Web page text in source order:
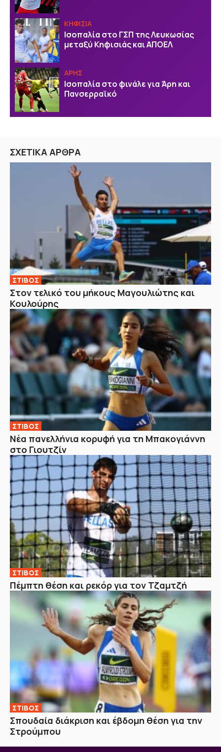
ΚΗΦΙΣΙΑ
Ισοπαλία στο ΓΣΠ της Λευκωσίας
μεταξύ Κηφισιάς και ΑΠΟΕΛ
ΑΡΗΣ
Ισοπαλία στο φινάλε για Άρη και
Πανσερραϊκό
ΣΧΕΤΙΚΑ ΑΡΘΡΑ
ΣΤΙΒΟΣ
Στον τελικό του μήκους Μαγουλιώτης και
Κουλούρης
ΣΤΙΒΟΣ
Νέα πανελλήνια κορυφή για τη Μπακογιάννη
στο Γιουτζίν
ΣΤΙΒΟΣ
Πέμπτη θέση και ρεκόρ για τον Τζαμτζή
ΣΤΙΒΟΣ
Σπουδαία διάκριση και έβδομη θέση για την
Στρούμπου